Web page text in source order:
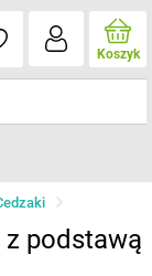
Koszyk
podstawą